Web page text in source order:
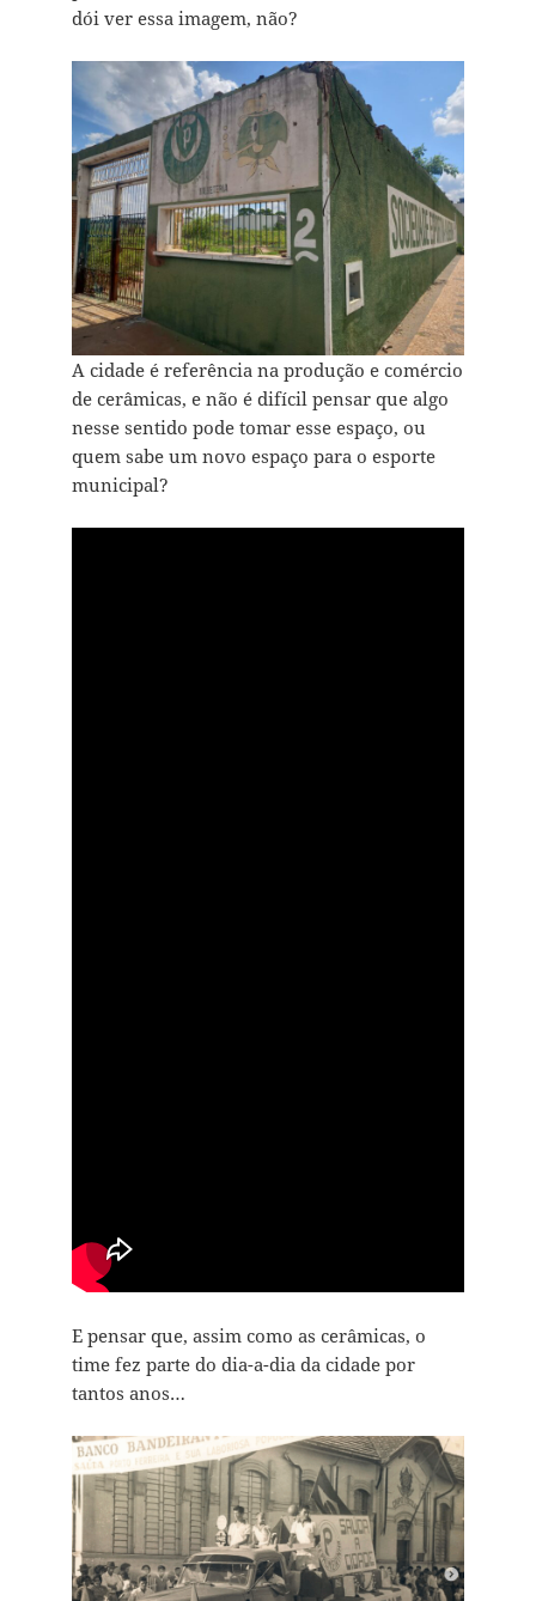
dói ver essa imagem, não?
A cidade é referência na produção e comércio
de cerâmicas, e não é difícil pensar que algo
nesse sentido pode tomar esse espaço, ou
quem sabe um novo espaço para o esporte
municipal?
E pensar que, assim como as cerâmicas, o
time fez parte do dia-a-dia da cidade por
tantos anos…